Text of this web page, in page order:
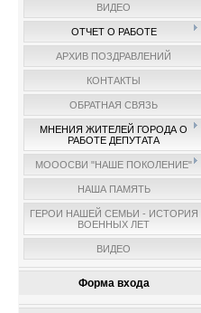
ВИДЕО
ОТЧЕТ О РАБОТЕ
АРХИВ ПОЗДРАВЛЕНИЙ
КОНТАКТЫ
ОБРАТНАЯ СВЯЗЬ
МНЕНИЯ ЖИТЕЛЕЙ ГОРОДА О
РАБОТЕ ДЕПУТАТА
МОООСВИ "НАШЕ ПОКОЛЕНИЕ"
НАША ПАМЯТЬ
ГЕРОИ НАШЕЙ СЕМЬИ - ИСТОРИЯ
ВОЕННЫХ ЛЕТ
ВИДЕО
Форма входа